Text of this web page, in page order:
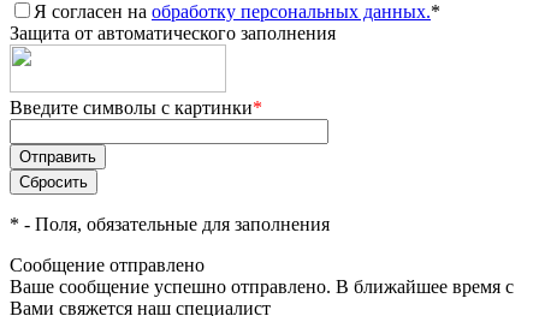
Я согласен на обработку персональных данных.*
Защита от автоматического заполнения
Введите символы с картинки*
* - Поля, обязательные для заполнения
Сообщение отправлено
Ваше сообщение успешно отправлено. В ближайшее время с
Вами свяжется наш специалист